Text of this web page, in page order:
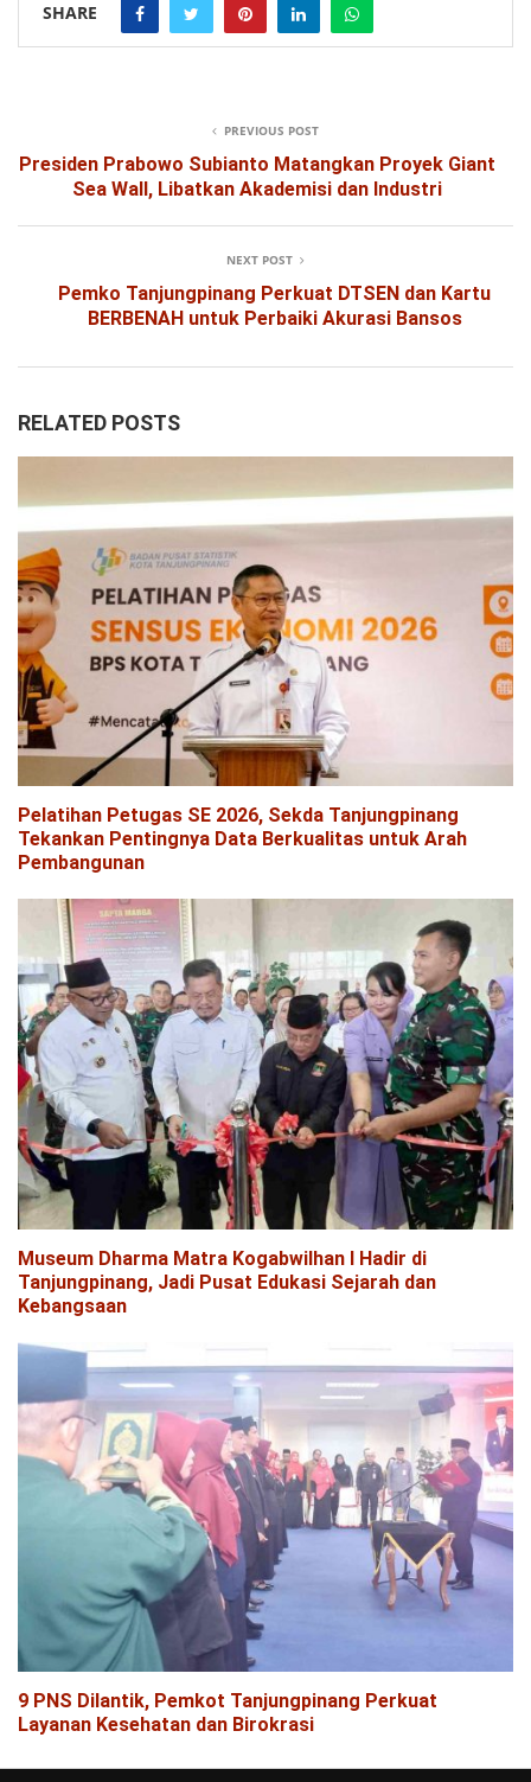
SHARE
PREVIOUS POST
Presiden Prabowo Subianto Matangkan Proyek Giant
Sea Wall, Libatkan Akademisi dan Industri
NEXT POST
Pemko Tanjungpinang Perkuat DTSEN dan Kartu
BERBENAH untuk Perbaiki Akurasi Bansos
RELATED POSTS
Pelatihan Petugas SE 2026, Sekda Tanjungpinang
Tekankan Pentingnya Data Berkualitas untuk Arah
Pembangunan
Museum Dharma Matra Kogabwilhan I Hadir di
Tanjungpinang, Jadi Pusat Edukasi Sejarah dan
Kebangsaan
9 PNS Dilantik, Pemkot Tanjungpinang Perkuat
Layanan Kesehatan dan Birokrasi